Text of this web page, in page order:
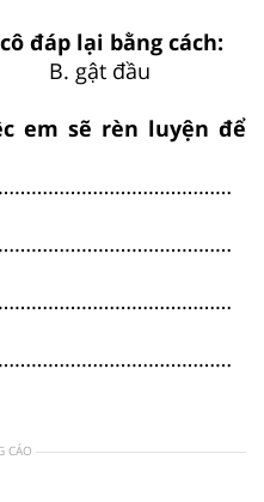
đáp lại bằng cách:
B. gật đầu
em sẽ rèn luyện để
CÁO